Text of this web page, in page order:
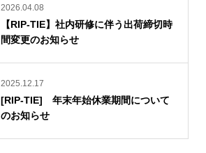
2026.04.08
【RIP-TIE】社内研修に伴う出荷締切時
間変更のお知らせ
2025.12.17
[RIP-TIE] 年末年始休業期間について
のお知らせ